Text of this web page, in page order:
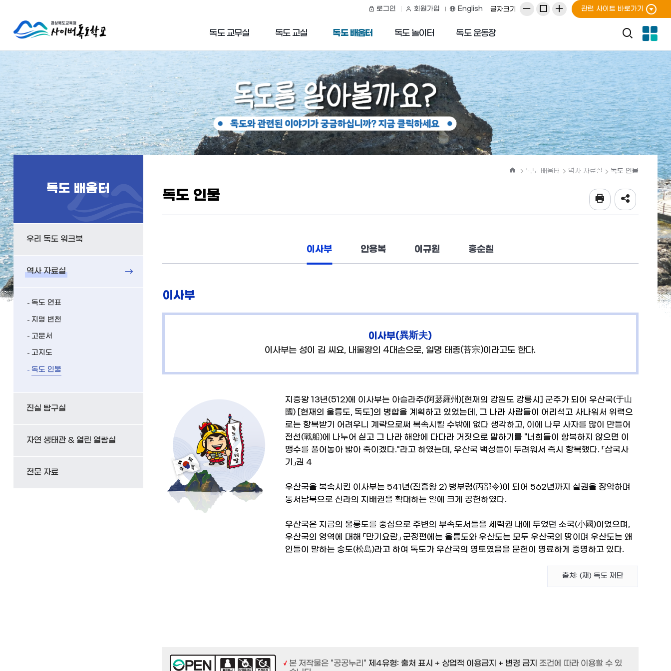
로그인 회원가입 English 글자크기 관련 사이트 바로가기
독도 교무실 독도 교실 독도 배움터 독도 놀이터 독도 운동장
통
합
검
색
열
기
전
메
뉴
독도 배움터
우리 독도 워크북
역사 자료실
독도 연표
지명 변천
고문서
고지도
독도 인물
진실 탐구실
자연 생태관 & 열린 열람실
전문 자료
홈 독도 배움터 역사 자료실 독도 인물
독도 인물
이사부 안용복 이규원 홍순칠
이사부
이사부(異斯夫)
이사부는 성이 김 씨요, 내물왕의 4대손으로, 일명 태종(苔宗)이라고도 한다.
지증왕 13년(512)에 이사부는 아슬라주(阿瑟羅州)[현재의 강원도 강릉시] 군주가 되어 우산국(于山
國) [현재의 울릉도, 독도]의 병합을 계획하고 있었는데, 그 나라 사람들이 어리석고 사나워서 위력으
로는 항복받기 어려우니 계략으로써 복속시킬 수밖에 없다 생각하고, 이에 나무 사자를 많이 만들어
전선(戰船)에 나누어 싣고 그 나라 해안에 다다라 거짓으로 말하기를 "너희들이 항복하지 않으면 이
맹수를 풀어놓아 밟아 죽이겠다."라고 하였는데, 우산국 백성들이 두려워서 즉시 항복했다. 「삼국사
기」권 4
우산국을 복속시킨 이사부는 541년(진흥왕 2) 병부령(丙部令)이 되어 562년까지 실권을 장악하며
동서남북으로 신라의 지배권을 확대하는 일에 크게 공헌하였다.
우산국은 지금의 울릉도를 중심으로 주변의 부속도서들을 세력권 내에 두었던 소국(小國)이었으며,
우산국의 영역에 대해 「만기요람」 군정편에는 울릉도와 우산도는 모두 우산국의 땅이며 우산도는 왜
인들이 말하는 송도(松島)라고 하여 독도가 우산국의 영토였음을 문헌이 명료하게 증명하고 있다.
출처: (재) 독도 재단
본 저작물은 "공공누리" 제4유형: 출처 표시 + 상업적 이용금지 + 변경 금지 조건에 따라 이용할 수 있